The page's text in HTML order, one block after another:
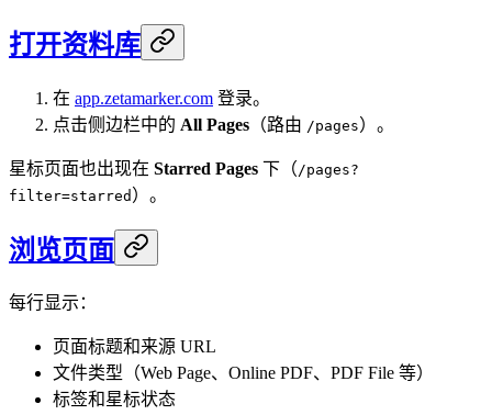
打开资料库
在 app.zetamarker.com 登录。
点击侧边栏中的 All Pages （路由 /pages）。
星标页面也出现在 Starred Pages 下（ /pages?
filter=starred ）。
浏览页面
每行显示：
页面标题和来源 URL
文件类型（Web Page、Online PDF、PDF File 等）
标签和星标状态